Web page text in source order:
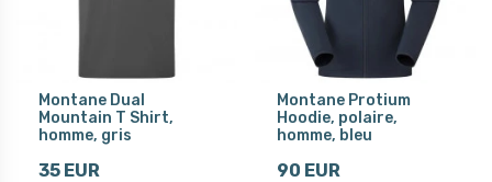
Montane Dual
Mountain T Shirt,
homme, gris
35 EUR
Montane Protium
Hoodie, polaire,
homme, bleu
90 EUR